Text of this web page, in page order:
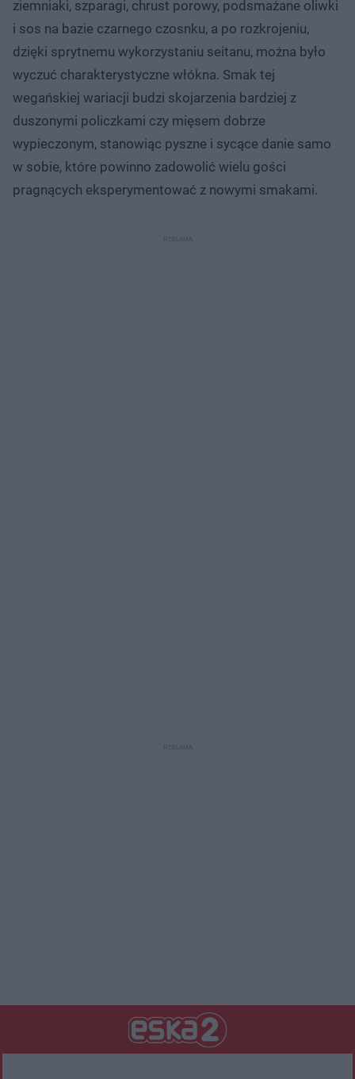
ziemniaki, szparagi, chrust porowy, podsmażane oliwki
i sos na bazie czarnego czosnku, a po rozkrojeniu,
dzięki sprytnemu wykorzystaniu seitanu, można było
wyczuć charakterystyczne włókna. Smak tej
wegańskiej wariacji budzi skojarzenia bardziej z
duszonymi policzkami czy mięsem dobrze
wypieczonym, stanowiąc pyszne i sycące danie samo
w sobie, które powinno zadowolić wielu gości
pragnących eksperymentować z nowymi smakami.